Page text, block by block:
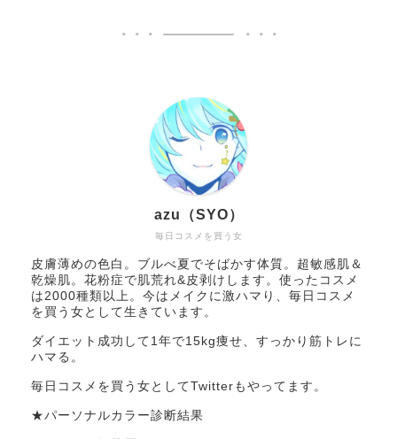
毎日コスメを買う女
azu（SYO）
皮膚薄めの色白。ブルべ夏でそばかす体質。超敏感肌＆
乾燥肌。花粉症で肌荒れ&皮剥けします。使ったコスメ
は2000種類以上。今はメイクに激ハマり、毎日コスメ
を買う女として生きています。
ダイエット成功して1年で15kg痩せ、すっかり筋トレに
ハマる。
毎日コスメを買う女としてTwitterもやってます。
★パーソナルカラー診断結果